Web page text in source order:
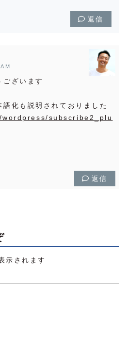
返信
ございます
語化も説明されておりました
subscribe2_plu
返信
示されます